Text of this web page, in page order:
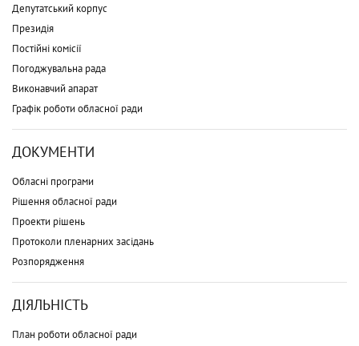
Депутатський корпус
Президія
Постійні комісії
Погоджувальна рада
Виконавчий апарат
Графік роботи обласної ради
ДОКУМЕНТИ
Обласні програми
Рішення обласної ради
Проекти рішень
Протоколи пленарних засідань
Розпорядження
ДІЯЛЬНІСТЬ
План роботи обласної ради